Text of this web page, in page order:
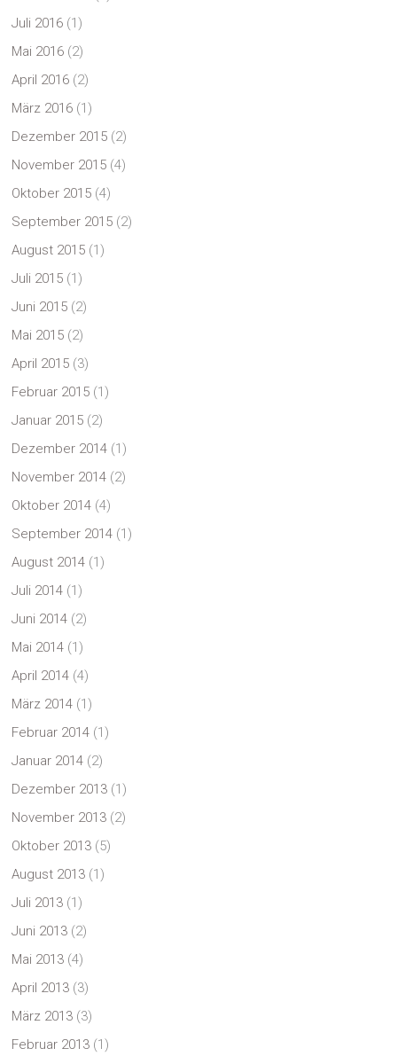
Juli 2016 (1)
Mai 2016 (2)
April 2016 (2)
März 2016 (1)
Dezember 2015 (2)
November 2015 (4)
Oktober 2015 (4)
September 2015 (2)
August 2015 (1)
Juli 2015 (1)
Juni 2015 (2)
Mai 2015 (2)
April 2015 (3)
Februar 2015 (1)
Januar 2015 (2)
Dezember 2014 (1)
November 2014 (2)
Oktober 2014 (4)
September 2014 (1)
August 2014 (1)
Juli 2014 (1)
Juni 2014 (2)
Mai 2014 (1)
April 2014 (4)
März 2014 (1)
Februar 2014 (1)
Januar 2014 (2)
Dezember 2013 (1)
November 2013 (2)
Oktober 2013 (5)
August 2013 (1)
Juli 2013 (1)
Juni 2013 (2)
Mai 2013 (4)
April 2013 (3)
März 2013 (3)
Februar 2013 (1)